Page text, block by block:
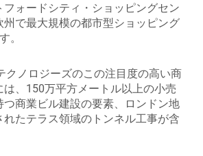
フォードシティ・ショッピングセン
州で最大規模の都市型ショッピング
。
クノロジーズのこの注目度の高い商
、150万平方メートル以上の小売
つ商業ビル建設の要素、ロンドン地
たテラス領域のトンネル工事が含